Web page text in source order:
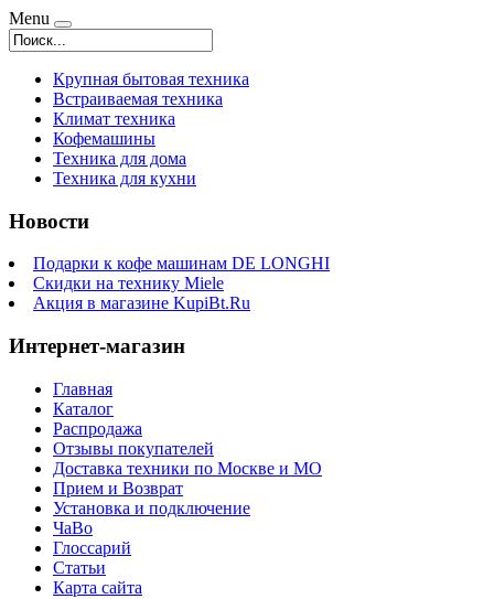
Menu
Крупная бытовая техника
Встраиваемая техника
Климат техника
Кофемашины
Техника для дома
Техника для кухни
Новости
Подарки к кофе машинам DE LONGHI
Скидки на технику Miele
Акция в магазине KupiBt.Ru
Интернет-магазин
Главная
Каталог
Распродажа
Отзывы покупателей
Доставка техники по Москве и МО
Прием и Возврат
Установка и подключение
ЧаВо
Глоссарий
Статьи
Карта сайта